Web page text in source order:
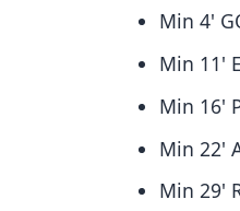
Min 4'
Min 11'
Min 16'
Min 22'
Min 29'